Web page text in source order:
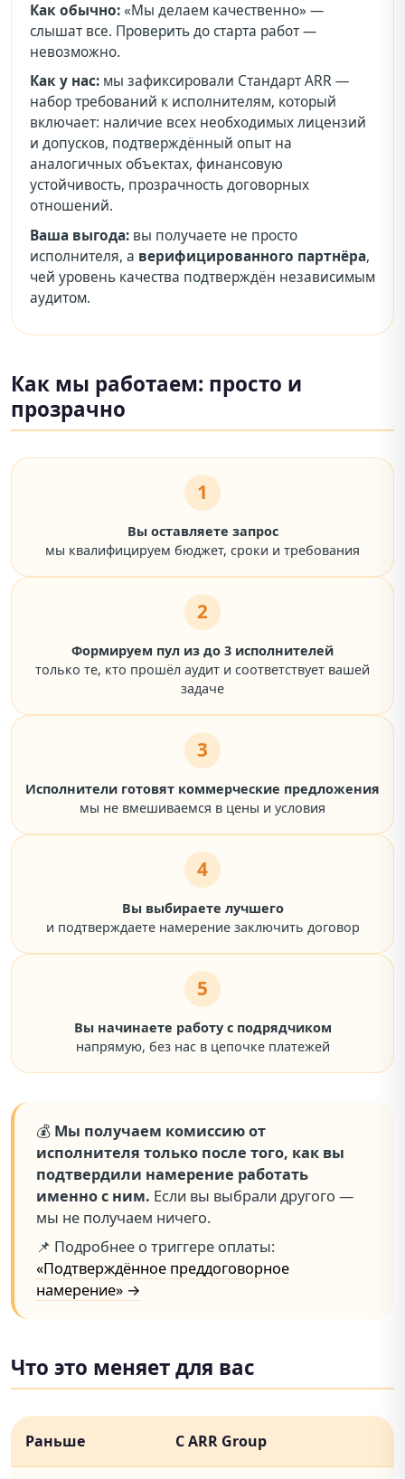
Как обычно:«Мы делаем качественно» —
слышат все. Проверить до старта работ —
невозможно.
Как у нас: мы зафиксировали Стандарт ARR —
набор требований к исполнителям, который
включает: наличие всех необходимых лицензий
и допусков, подтверждённый опыт на
аналогичных объектах, финансовую
устойчивость, прозрачность договорных
отношений.
Ваша выгода: вы получаете не просто
исполнителя, а верифицированного партнёра,
чей уровень качества подтверждён независимым
аудитом.
Как мы работаем: просто и
прозрачно
1
Вы оставляете запрос
мы квалифицируем бюджет, сроки и требования
2
Формируем пул из до 3 исполнителей
только те, кто прошёл аудит и соответствует вашей
задаче
3
Исполнители готовят коммерческие предложения
мы не вмешиваемся в цены и условия
4
Вы выбираете лучшего
и подтверждаете намерение заключить договор
5
Вы начинаете работу с подрядчиком
напрямую, без нас в цепочке платежей
💰 Мы получаем комиссию от
исполнителя только после того, как вы
подтвердили намерение работать
именно с ним. Если вы выбрали другого —
мы не получаем ничего.
📌 Подробнее о триггере оплаты:
«Подтверждённое преддоговорное
намерение» →
Что это меняет для вас
Раньше С ARR Group